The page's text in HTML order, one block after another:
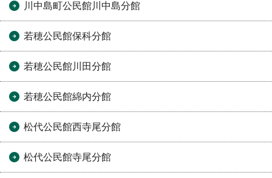
川中島町公民館川中島分館
若穂公民館保科分館
若穂公民館川田分館
若穂公民館綿内分館
松代公民館西寺尾分館
松代公民館寺尾分館